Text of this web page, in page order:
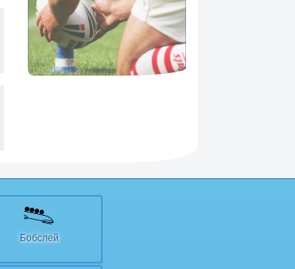
Бобслей